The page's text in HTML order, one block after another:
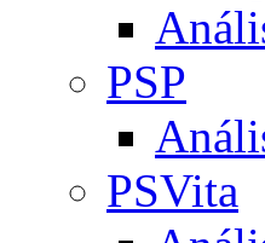
PSP
PSVita